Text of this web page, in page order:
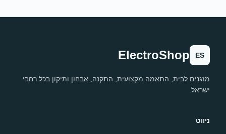
ES
ElectroShop
מזגנים לבית, התאמה מקצועית, התקנה, אבחון ותיקון בכל רחבי
ישראל.
ניווט